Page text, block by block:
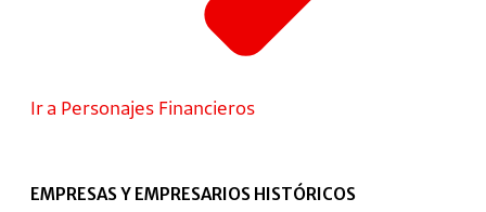
Ir a Personajes Financieros
EMPRESAS Y EMPRESARIOS HISTÓRICOS